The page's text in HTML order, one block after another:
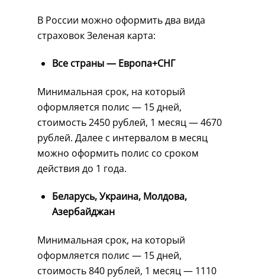
В России можно оформить два вида
страховок Зеленая карта:
Все страны — Европа+СНГ
Минимальная срок, на который
оформляется полис — 15 дней,
стоимость 2450 рублей, 1 месяц — 4670
рублей. Далее с интервалом в месяц
можно оформить полис со сроком
действия до 1 года.
Беларусь, Украина, Молдова,
Азербайджан
Минимальная срок, на который
оформляется полис — 15 дней,
стоимость 840 рублей, 1 месяц — 1110